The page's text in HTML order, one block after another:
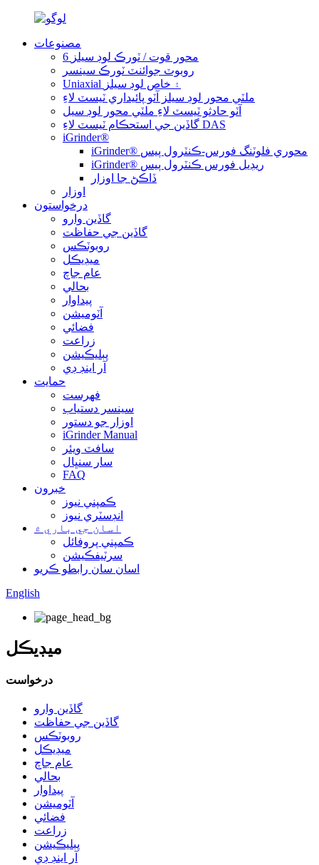
مصنوعات
6 محور قوت / ٽورڪ لوڊ سيلز
روبوٽ جوائنٽ ٽورڪ سينسر
Uniaxial ۽ خاص لوڊ سيلز
ملٽي محور لوڊ سيلز آٽو پائيداري ٽيسٽ لاءِ
آٽو حادثو ٽيسٽ لاءِ ملٽي محور لوڊ سيل
گاڏين جي استحڪام ٽيسٽ لاءِ DAS
iGrinder®
iGrinder® محوري فلوٽنگ فورس-ڪنٽرول پيس
iGrinder® ريڊيل فورس ڪنٽرول پيس
ڏاڪڻ جا اوزار
اوزار
درخواستون
گاڏين وارو
گاڏين جي حفاظت
روبوٽڪس
ميڊيڪل
عام جاچ
بحالي
پيداوار
آٽوميشن
فضائي
زراعت
پبليڪيشن
آر اينڊ ڊي
حمايت
فهرست
سينسر دستياب
اوزار جو دستور
iGrinder Manual
سافٽ ويئر
سار سنڀال
FAQ
خبرون
ڪمپني نيوز
انڊسٽري نيوز
اسان جي باري ۾
ڪمپني پروفائل
سرٽيفڪيشن
اسان سان رابطو ڪريو
English
ميڊيڪل
درخواست
گاڏين وارو
گاڏين جي حفاظت
روبوٽڪس
ميڊيڪل
عام جاچ
بحالي
پيداوار
آٽوميشن
فضائي
زراعت
پبليڪيشن
آر اينڊ ڊي